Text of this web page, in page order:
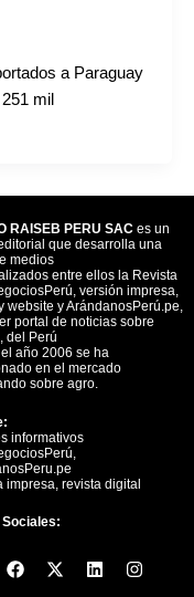
a Paraguay
mil
RAISEB PERU SAC es un
que desarrolla una
medios
entre ellos la Revista
versión impresa,
website y ArándanosPerú.pe,
portal de noticias sobre
del Perú
año 2006 se ha
en el mercado
sobre agro.
informativos
impresa, revista digital
F
a
X
-
L
i
I
n